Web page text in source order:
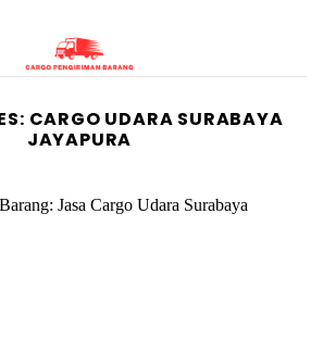
CARGO UDARA SURABAYA
JAYAPURA